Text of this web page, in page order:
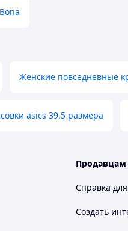
Bona
Женские повседневные
asics 39.5 размера
Продавцам
Справка
Создать